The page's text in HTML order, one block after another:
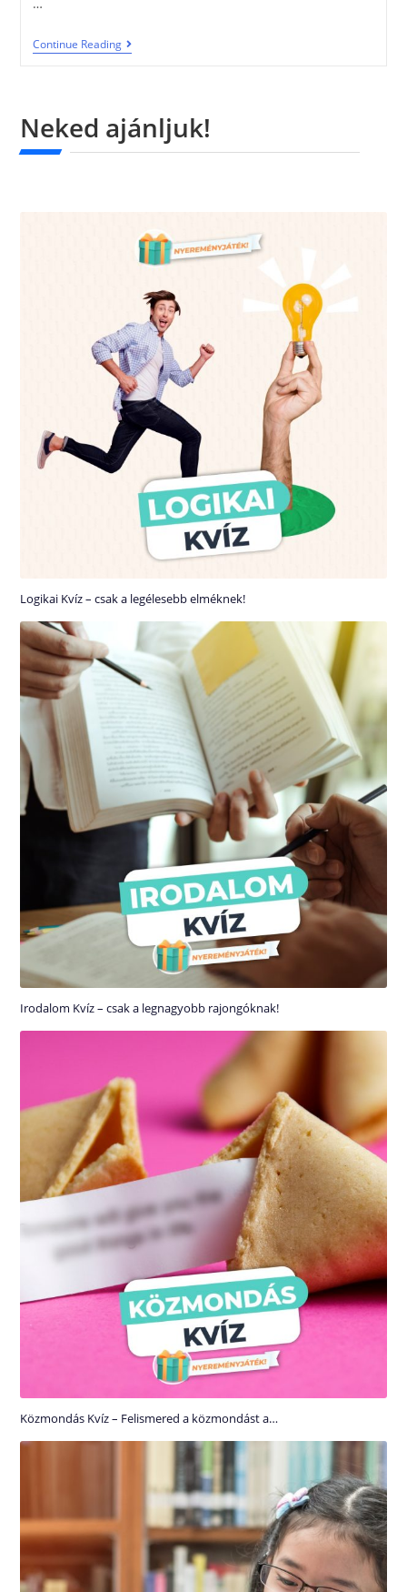
Continue Reading
Neked ajánljuk!
Logikai Kvíz – csak a legélesebb elméknek!
Irodalom Kvíz – csak a legnagyobb rajongóknak!
Közmondás Kvíz – Felismered a közmondást a…